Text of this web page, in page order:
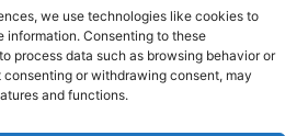
we use technologies like cookies to
information. Consenting to these
process data such as browsing behavior or
consenting or withdrawing consent, may
and functions.